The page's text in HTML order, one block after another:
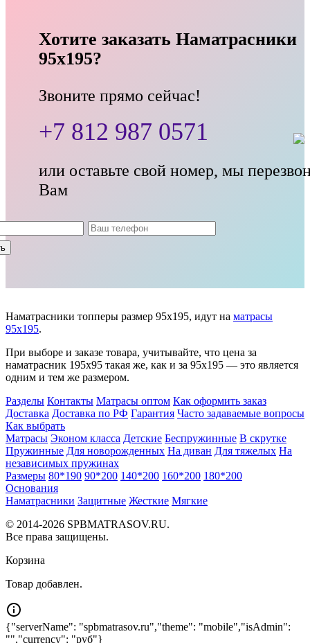
Хотите заказать Наматрасники
95x195?
Звоните прямо сейчас!
+7 812 987 0571
или оставьте свой номер, мы
Вам
Наматрасники топперы размер 95x195, идут на матрасы
95x195.
При выборе и заказе товара, учитывайте, что цена за
наматрасник 195x95 такая же, как и за 95x195 — это является
одним и тем же размером.
Разделы Контакты Матрасы оптом Как оформить заказ
Доставка Доставка по РФ Гарантия Часто задаваемые вопросы
Как выбрать
Матрасы Эконом класса Детские Беспружинные В скрутке
Пружинные Для новорожденных На диван Для тяжелых На
независимых пружинах
Размеры 80*190 90*200 140*200 160*200 180*200
Основания
Наматрасники Защитные Жесткие Мягкие
© 2014-2026 SPBMATRASOV.RU.
Все права защищены.
Корзина
Товар добавлен.
{"serverName": "spbmatrasov.ru","theme": "mobile","isAdmin":
"","currency": "руб"}